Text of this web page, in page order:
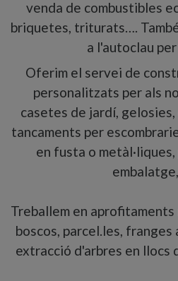
venda de combustibles
briquetes, triturats….
a l'autoclau
Oferim el servei de
personalitzats per als
casetes de jardí,
tancaments per
en fusta o
Treballem en
boscos, parcel.les,
extracció d'arbres en llocs